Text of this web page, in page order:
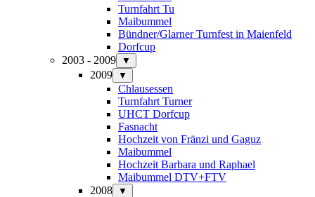
Turnfahrt Tu
Maibummel
Bündner/Glarner Turnfest in Maienfeld
Dorfcup
2003 - 2009
▼
2009 ▼
Chlausessen
Turnfahrt Turner
UHCT Dorfcup
Fasnacht
Hochzeit von Fränzi und Gaguz
Maibummel
Hochzeit Barbara und Raphael
Maibummel DTV+FTV
2008
▼